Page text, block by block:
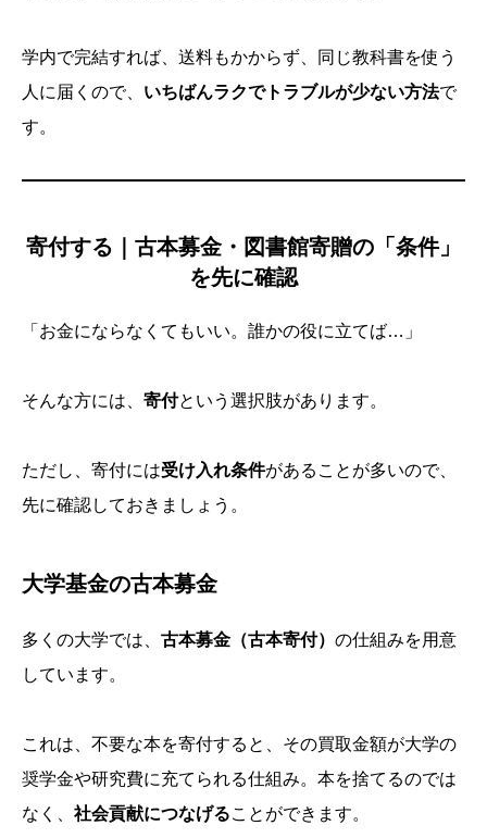
学内で完結すれば、送料もかからず、同じ教科書を使う
人に届くので、 いちばんラクでトラブルが少ない方法で
す。
寄付する｜古本募金・図書館寄贈の「条件」
を先に確認
「お金にならなくてもいい。誰かの役に立てば…」
そんな方には、 寄付という選択肢があります。
ただし、寄付には受け入れ条件があることが多いので、
先に確認しておきましょう。
大学基金の古本募金
多くの大学では、 古本募金（古本寄付） の仕組みを用意
しています。
これは、不要な本を寄付すると、その買取金額が大学の
奨学金や研究費に充てられる仕組み。本を捨てるのでは
なく、 社会貢献につなげることができます。